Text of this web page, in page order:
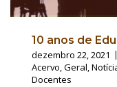
10 anos de
dezembro 22, 2021
Acervo,Geral,
Docentes